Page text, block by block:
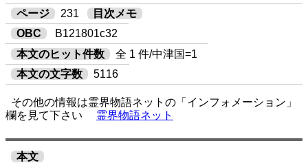
ページ
231
目次メモ
OBC
B121801c32
本文のヒット件数
全 1 件/中津国=1
本文の文字数
5116
その他の情報は霊界物語ネットの「インフォメーション」
欄を見て下さい
霊界物語ネット
本文